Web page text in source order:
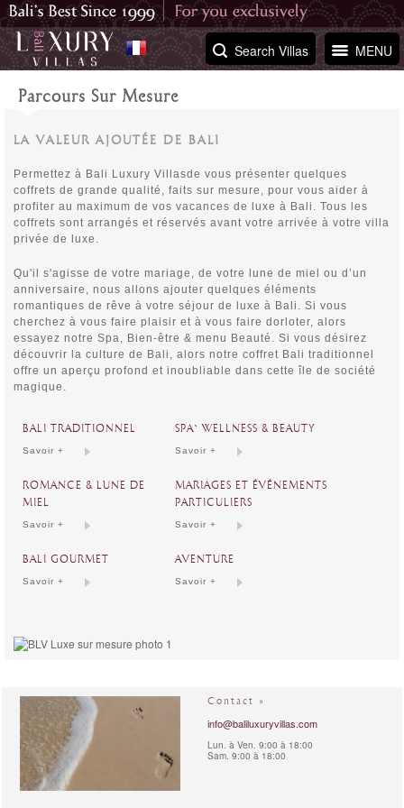
MENU
Search Villas
Parcours Sur Mesure
LA VALEUR AJOUTÉE DE BALI
Permettez à Bali Luxury Villasde vous présenter quelques
coffrets de grande qualité, faits sur mesure, pour vous aider à
profiter au maximum de vos vacances de luxe à Bali. Tous les
coffrets sont arrangés et réservés avant votre arrivée à votre villa
privée de luxe.
Qu'il s'agisse de votre mariage, de votre lune de miel ou d’un
anniversaire, nous allons ajouter quelques éléments
romantiques de rêve à votre séjour de luxe à Bali. Si vous
cherchez à vous faire plaisir et à vous faire dorloter, alors
essayez notre Spa, Bien-être & menu Beauté. Si vous désirez
découvrir la culture de Bali, alors notre coffret Bali traditionnel
offre un aperçu profond et inoubliable dans cette île de société
magique.
BALI TRADITIONNEL SPA` WELLNESS & BEAUTY
Savoir + Savoir +
ROMANCE & LUNE DE
MIEL
MARIAGES ET ÉVÉNEMENTS
PARTICULIERS
Savoir + Savoir +
BALI GOURMET AVENTURE
Savoir + Savoir +
Contact »
info@baliluxuryvillas.com
Lun. à Ven. 9:00 à 18:00
Sam. 9:00 à 18:00